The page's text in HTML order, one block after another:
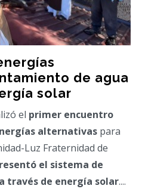
de agua
solar
el primer encuentro
alternativas para
Luz Fraternidad de
el sistema de
través de energía solar....